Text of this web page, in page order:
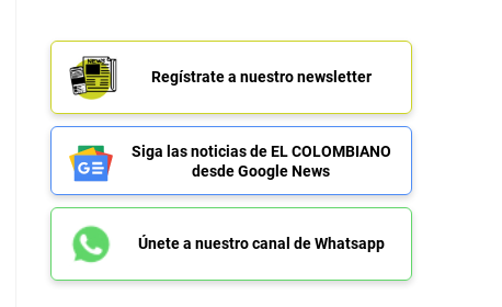
Regístrate a nuestro newsletter
Siga las noticias de EL COLOMBIANO
desde Google News
Únete a nuestro canal de Whatsapp